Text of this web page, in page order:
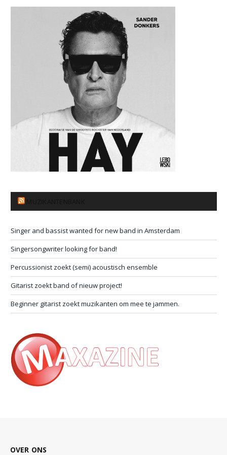
Singer and bassist wanted for new band in Amsterdam
Singersongwriter looking for band!
Percussionist zoekt (semi) acoustisch ensemble
Gitarist zoekt band of nieuw project!
Beginner gitarist zoekt muzikanten om mee te jammen.
OVER ONS